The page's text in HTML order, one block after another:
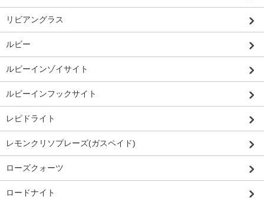
リビアングラス
ルビー
ルビーインゾイサイト
ルビーインフックサイト
レピドライト
レモンクリソプレーズ(ガスペイド)
ローズクォーツ
ロードナイト